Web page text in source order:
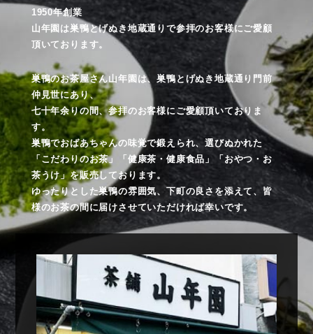
1950年創業
山年園は巣鴨とげぬき地蔵通りで参拝のお客様にご愛顧
頂いております。
巣鴨のお茶屋さん山年園は、巣鴨とげぬき地蔵通り門前
仲見世にあり、
七十年余りの間、参拝のお客様にご愛顧頂いておりま
す。
巣鴨でおばあちゃんの味覚で鍛えられ、選びぬかれた
「こだわりのお茶」「健康茶・健康食品」「おやつ・お
茶うけ」を販売しております。
ゆったりとした巣鴨の雰囲気、下町の良さを添えて、皆
様のお茶の間に届けさせていただければ幸いです。